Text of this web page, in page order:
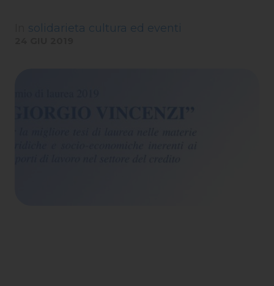
solidarieta cultura ed eventi